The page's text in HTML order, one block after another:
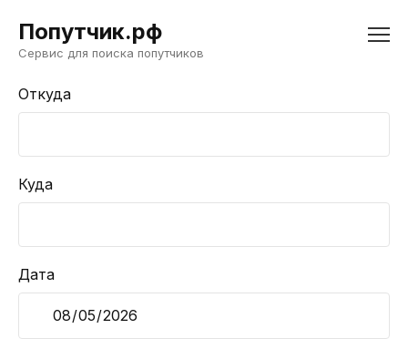
Попутчик.рф
Сервис для поиска попутчиков
Откуда
Куда
Дата